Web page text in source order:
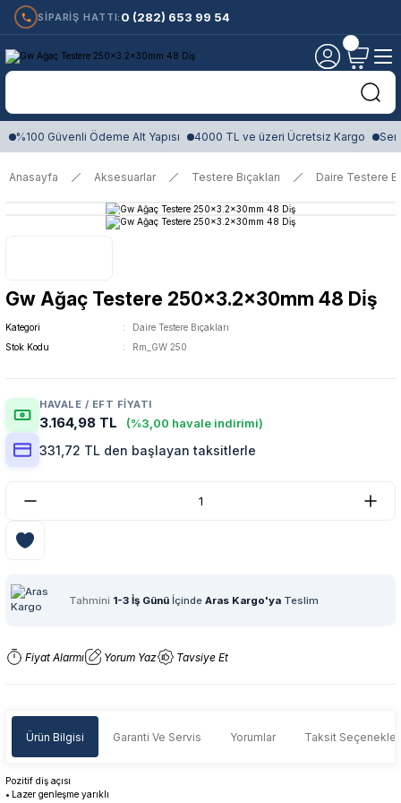
SİPARİŞ HATTI: 0 (282) 653 99 54
%100 Güvenli Ödeme Alt Yapısı 4000 TL ve üzeri Ücretsiz Kargo
Anasayfa Aksesuarlar Testere Bıçakları Daire Testere
Gw Ağaç Testere 250x3.2x30mm 48 Di̇ş
Kategori
Daire Testere Bıçakları
Stok Kodu
Rm_GW 250
HAVALE / EFT FIYATI
3.164,98 TL (%3,00 havale indirimi)
331,72 TL den başlayan taksitlerle
Tahmini 1-3 İş Günü İçinde Aras Kargo'ya Teslim
Fiyat Alarmı Yorum Yaz Tavsiye Et
Ürün Bilgisi Garanti Ve Servis Yorumlar Taksit
Pozitif diş açısı
• Lazer genleşme yarıklı